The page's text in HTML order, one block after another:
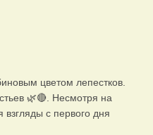
цветом лепестков.
🌿🔴. Несмотря на
с первого дня